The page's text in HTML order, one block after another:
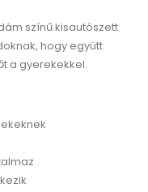
színű kisautószett
hogy együtt
a gyerekekkel.